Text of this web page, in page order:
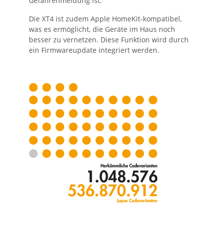
Die XT4 ist zudem Apple HomeKit-kompatibel,
was es ermöglicht, die Geräte im Haus noch
besser zu vernetzen. Diese Funktion wird durch
ein Firmwareupdate integriert werden.